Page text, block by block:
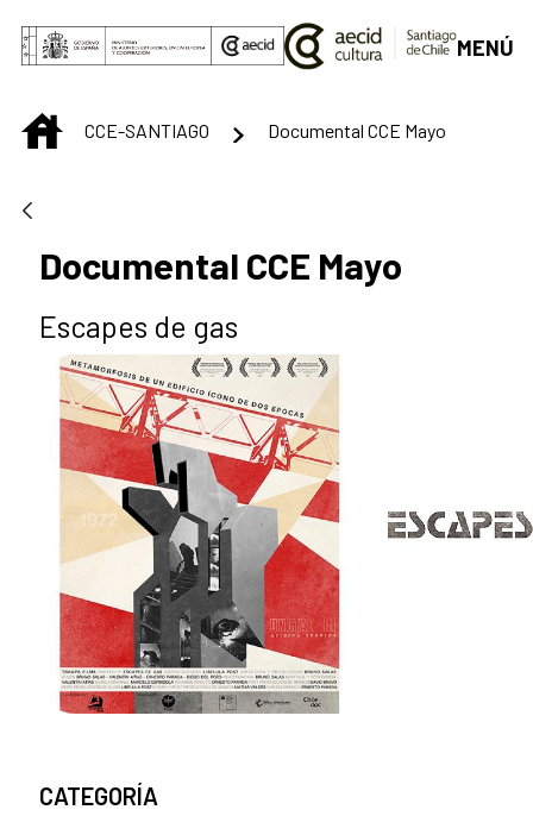
Saltar al contenido principal
MENÚ
INICIOCCE-SANTIAGO Documental CCE Mayo
Documental CCE Mayo
Escapes de gas
CATEGORÍA